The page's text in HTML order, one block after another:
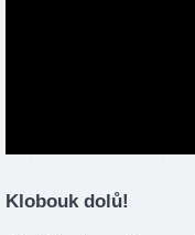
Klobouk dolů!